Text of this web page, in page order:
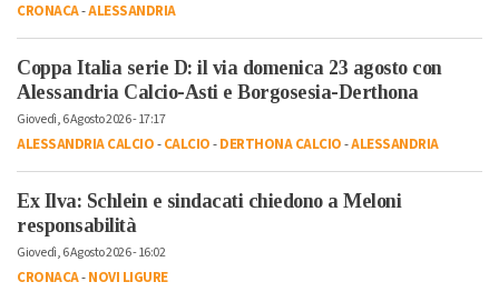
CRONACA-ALESSANDRIA
Coppa Italia serie D: il via domenica 23 agosto con
Alessandria Calcio-Asti e Borgosesia-Derthona
Giovedì, 6 Agosto 2026 - 17:17
ALESSANDRIA CALCIO-CALCIO-DERTHONA CALCIO-ALESSANDRIA
Ex Ilva: Schlein e sindacati chiedono a Meloni
responsabilità
Giovedì, 6 Agosto 2026 - 16:02
CRONACA-NOVI LIGURE